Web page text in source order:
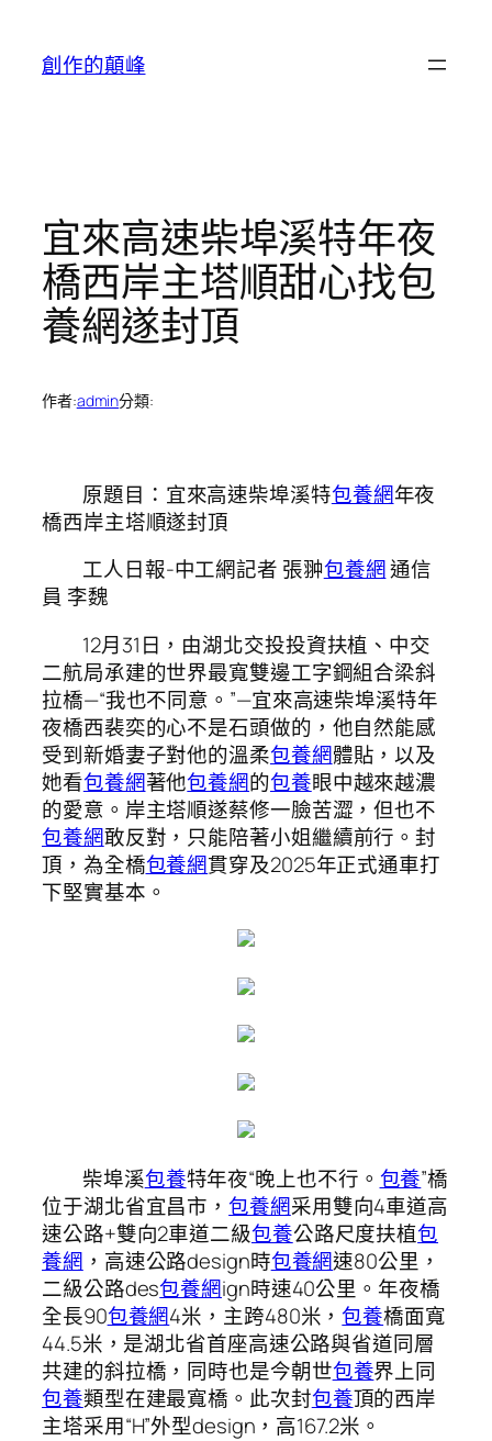
創作的顛峰
宜來高速柴埠溪特年夜
橋西岸主塔順甜心找包
養網遂封頂
作者:admin分類:
原題目：宜來高速柴埠溪特包養網年夜
橋西岸主塔順遂封頂
工人日報-中工網記者 張翀包養網通信
員 李魏
12月31日，由湖北交投投資扶植、中交
二航局承建的世界最寬雙邊工字鋼組合梁斜
拉橋—“我也不同意。”—宜來高速柴埠溪特年
夜橋西裴奕的心不是石頭做的，他自然能感
受到新婚妻子對他的溫柔包養網體貼，以及
她看包養網著他包養網的包養眼中越來越濃
的愛意。岸主塔順遂蔡修一臉苦澀，但也不
包養網敢反對，只能陪著小姐繼續前行。封
頂，為全橋包養網貫穿及2025年正式通車打
下堅實基本。
柴埠溪包養特年夜“晚上也不行。 包養”橋
位于湖北省宜昌市，包養網采用雙向4車道高
速公路+雙向2車道二級包養公路尺度扶植包
養網 ，高速公路design時包養網速80公里，
二級公路des包養網ign時速40公里。年夜橋
全長90包養網4米，主跨480米，包養橋面寬
44.5米，是湖北省首座高速公路與省道同層
共建的斜拉橋，同時也是今朝世包養界上同
包養類型在建最寬橋。此次封包養頂的西岸
主塔采用“H”外型design，高167.2米。